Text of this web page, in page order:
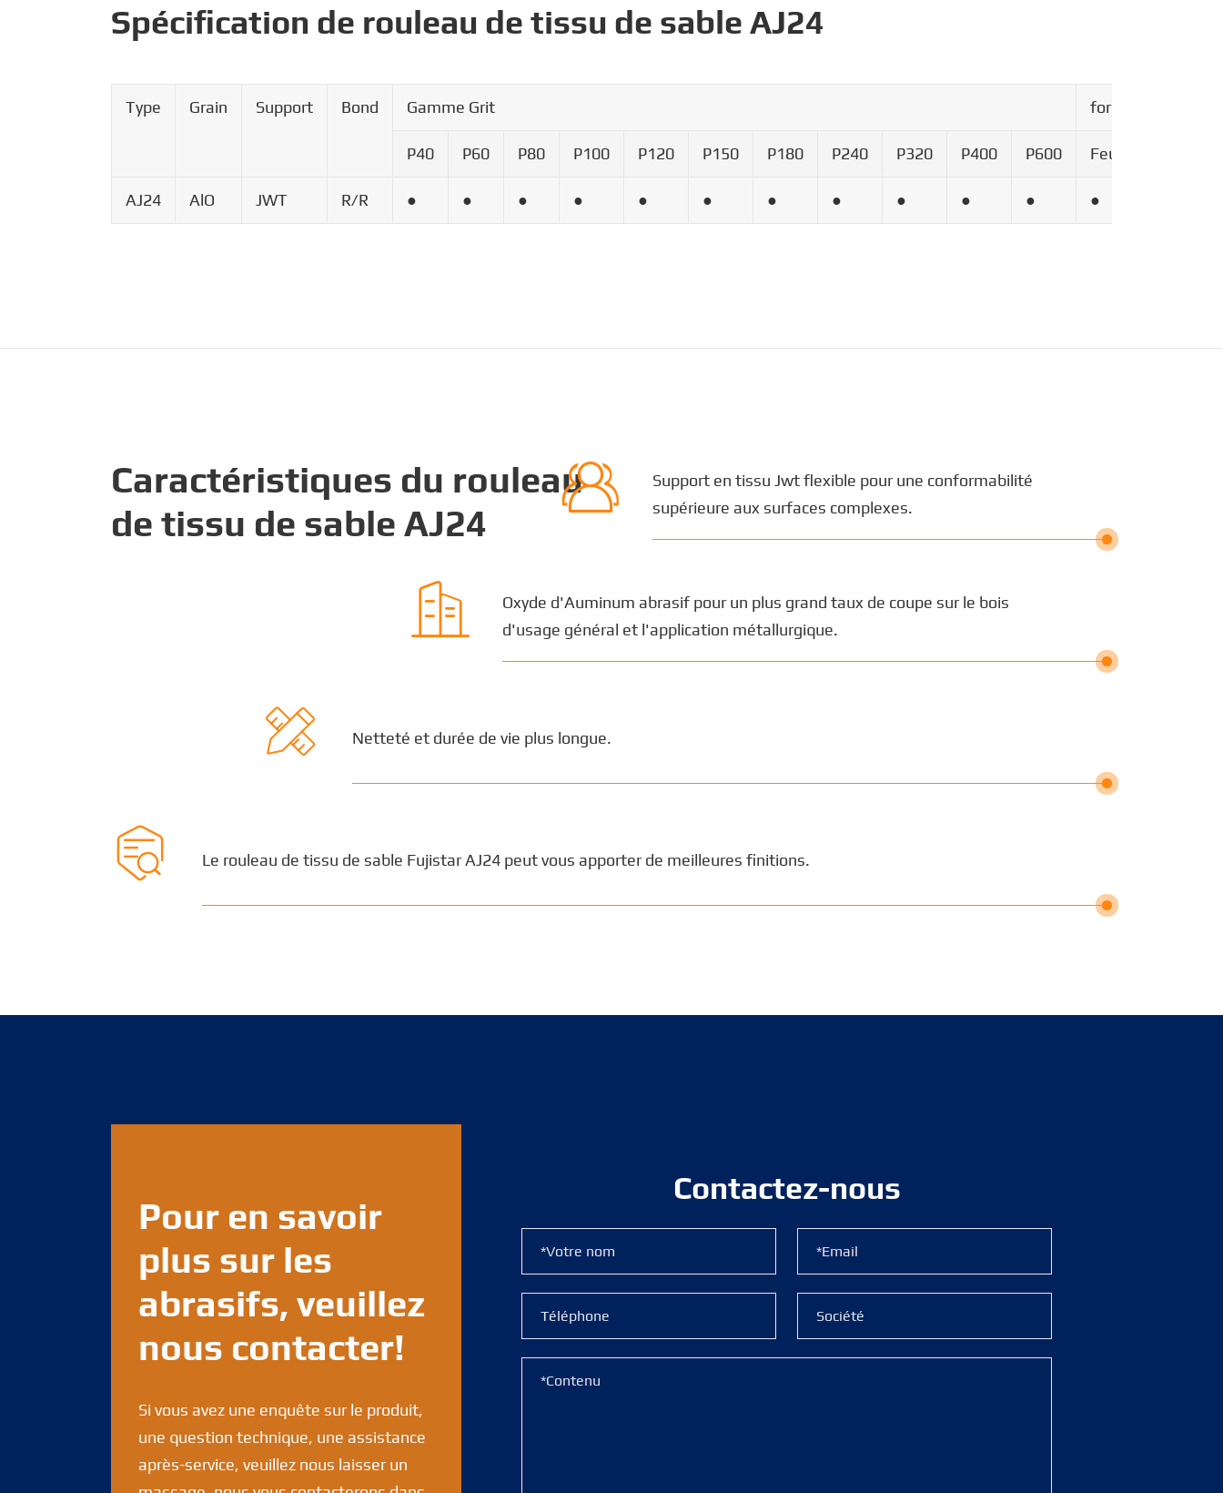
Spécification de rouleau de tissu de sable AJ24
Type Grain Support Bond Gamme Grit form
P40 P60 P80 P100 P120 P150 P180 P240 P320 P400 P600 Feuille
AJ24 AlO JWT R/R ● ● ● ● ● ● ● ● ● ● ● ●
Caractéristiques du rouleau
de tissu de sable AJ24

Support en tissu Jwt flexible pour une conformabilité
supérieure aux surfaces complexes.

Oxyde d'Auminum abrasif pour un plus grand taux de coupe sur le bois
d'usage général et l'application métallurgique.
 Netteté et durée de vie plus longue.
 Le rouleau de tissu de sable Fujistar AJ24 peut vous apporter de meilleures finitions.
Pour en savoir
plus sur les
abrasifs, veuillez
nous contacter!
Si vous avez une enquête sur le produit,
une question technique, une assistance
après-service, veuillez nous laisser un
Contactez-nous